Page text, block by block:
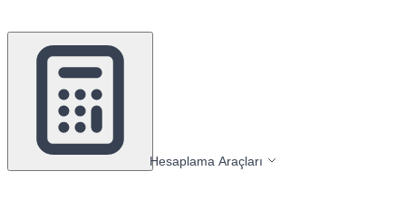
Hesaplama Araçları